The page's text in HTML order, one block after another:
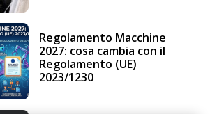
Regolamento Macchine
2027: cosa cambia con il
Regolamento (UE)
2023/1230